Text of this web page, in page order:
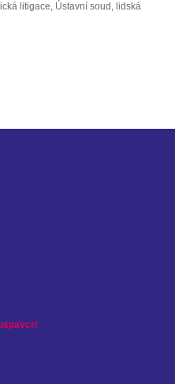
litigace, Ústavní soud, lidská